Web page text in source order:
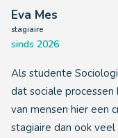
Eva Mes
stagiaire
sinds 2026
Als studente
dat sociale processen
van mensen hier een
stagiaire dan ook